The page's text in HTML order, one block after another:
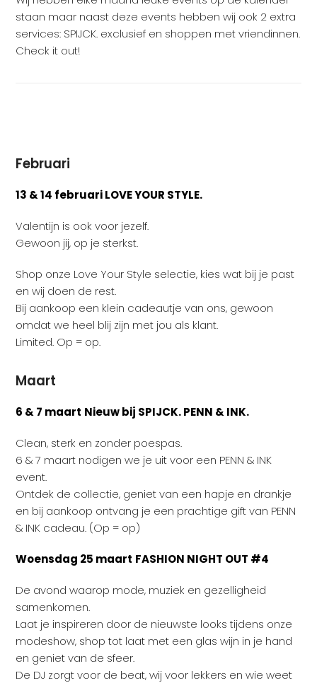
staan maar naast deze events hebben wij ook 2 extra
services: SPIJCK. exclusief en shoppen met vriendinnen.
Check it out!
Februari
13 & 14 februariLOVE YOUR STYLE.
Valentijn is ook voor jezelf.
Gewoon jij, op je sterkst.
Shop onze Love Your Style selectie, kies wat bij je past
en wij doen de rest.
Bij aankoop een klein cadeautje van ons, gewoon
omdat we heel blij zijn met jou als klant.
Limited. Op = op.
Maart
6 & 7 maart Nieuw bij SPIJCK. PENN & INK.
Clean, sterk en zonder poespas.
6 & 7 maart nodigen we je uit voor een PENN & INK
event.
Ontdek de collectie, geniet van een hapje en drankje
en bij aankoop ontvang je een prachtige gift van PENN
& INK cadeau. (Op = op)
Woensdag 25 maart FASHION NIGHT OUT #4
De avond waarop mode, muziek en gezelligheid
samenkomen.
Laat je inspireren door de nieuwste looks tijdens onze
modeshow, shop tot laat met een glas wijn in je hand
en geniet van de sfeer.
De DJ zorgt voor de beat, wij voor lekkers en wie weet